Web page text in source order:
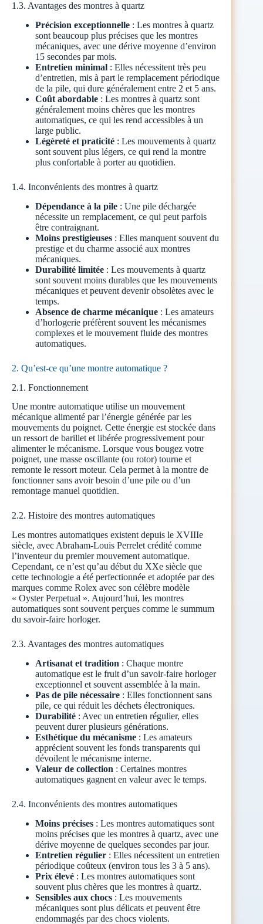
1.3. Avantages des montres à quartz
Précision exceptionnelle : Les montres à quartz
sont beaucoup plus précises que les montres
mécaniques, avec une dérive moyenne d’environ
15 secondes par mois.
Entretien minimal : Elles nécessitent très peu
d’entretien, mis à part le remplacement périodique
de la pile, qui dure généralement entre 2 et 5 ans.
Coût abordable : Les montres à quartz sont
généralement moins chères que les montres
automatiques, ce qui les rend accessibles à un
large public.
Légèreté et praticité : Les mouvements à quartz
sont souvent plus légers, ce qui rend la montre
plus confortable à porter au quotidien.
1.4. Inconvénients des montres à quartz
Dépendance à la pile : Une pile déchargée
nécessite un remplacement, ce qui peut parfois
être contraignant.
Moins prestigieuses : Elles manquent souvent du
prestige et du charme associé aux montres
mécaniques.
Durabilité limitée : Les mouvements à quartz
sont souvent moins durables que les mouvements
mécaniques et peuvent devenir obsolètes avec le
temps.
Absence de charme mécanique : Les amateurs
d’horlogerie préfèrent souvent les mécanismes
complexes et le mouvement fluide des montres
automatiques.
2. Qu’est-ce qu’une montre automatique ?
2.1. Fonctionnement
Une montre automatique utilise un mouvement
mécanique alimenté par l’énergie générée par les
mouvements du poignet. Cette énergie est stockée dans
un ressort de barillet et libérée progressivement pour
alimenter le mécanisme. Lorsque vous bougez votre
poignet, une masse oscillante (ou rotor) tourne et
remonte le ressort moteur. Cela permet à la montre de
fonctionner sans avoir besoin d’une pile ou d’un
remontage manuel quotidien.
2.2. Histoire des montres automatiques
Les montres automatiques existent depuis le XVIIIe
siècle, avec Abraham-Louis Perrelet crédité comme
l’inventeur du premier mouvement automatique.
Cependant, ce n’est qu’au début du XXe siècle que
cette technologie a été perfectionnée et adoptée par des
marques comme Rolex avec son célèbre modèle
« Oyster Perpetual ». Aujourd’hui, les montres
automatiques sont souvent perçues comme le summum
du savoir-faire horloger.
2.3. Avantages des montres automatiques
Artisanat et tradition : Chaque montre
automatique est le fruit d’un savoir-faire horloger
exceptionnel et souvent assemblée à la main.
Pas de pile nécessaire : Elles fonctionnent sans
pile, ce qui réduit les déchets électroniques.
Durabilité : Avec un entretien régulier, elles
peuvent durer plusieurs générations.
Esthétique du mécanisme : Les amateurs
apprécient souvent les fonds transparents qui
dévoilent le mécanisme interne.
Valeur de collection : Certaines montres
automatiques gagnent en valeur avec le temps.
2.4. Inconvénients des montres automatiques
Moins précises : Les montres automatiques sont
moins précises que les montres à quartz, avec une
dérive moyenne de quelques secondes par jour.
Entretien régulier : Elles nécessitent un entretien
périodique coûteux (environ tous les 3 à 5 ans).
Prix élevé : Les montres automatiques sont
souvent plus chères que les montres à quartz.
Sensibles aux chocs : Les mouvements
mécaniques sont plus délicats et peuvent être
endommagés par des chocs violents.